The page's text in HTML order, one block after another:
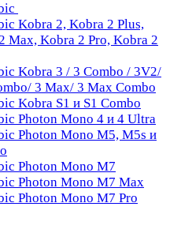
Kobra 2, Kobra 2 Plus,
Max, Kobra 2 Pro, Kobra 2
Kobra 3 / 3 Combo / 3V2/
3 Max/ 3 Max Combo
Kobra S1 и S1 Combo
Photon Mono 4 и 4 Ultra
Photon Mono M5, M5s и
Photon Mono M7
Photon Mono M7 Max
Photon Mono M7 Pro